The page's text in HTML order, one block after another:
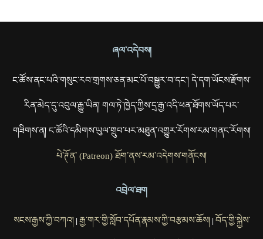
ཞལ་འདེབས།
ང་ཚོས་ནང་པའི་གསུང་རབ་གྲགས་ཅན་མང་པོ་བསྒྱུར་བ་དང་། དེ་དག་ཡོངས་རྫོགས་
རིན་མེད་དུ་འབུལ་རྒྱུ་ཡིན། གལ་ཏེ་ཁྱེད་ཀྱིས་དྲ་རྒྱ་འདི་ཕན་ཐོགས་ཡོད་པར་
གཟིགས་ན། ང་ཚོའི་དམིགས་ཡུལ་གྲུབ་པར་མཐུན་འགྱུར་རོགས་རམ་གནང་རོགས།
པེ་ཊོན་ (Patreon) ཐོག་ནས་རམ་འདེགས་གནོངས།
འབྲེལ་ཐག
སངས་རྒྱས་ཀྱི་བཀའ། རྒྱ་གར་གྱི་སློབ་དཔོན་རྣམས་ཀྱི་བརྩམས་ཆོས། བོད་གྱི་སྐྱེས་